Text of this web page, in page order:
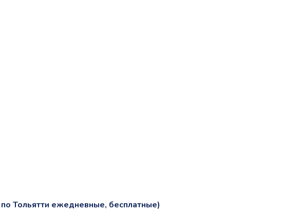
Тольятти ежедневные, бесплатные)